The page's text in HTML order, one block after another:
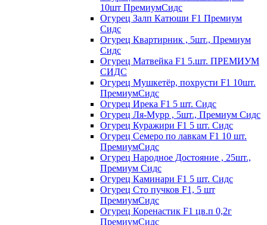
10шт ПремиумСидс
Огурец Залп Катюши F1 Премиум
Сидс
Огурец Квартирник , 5шт., Премиум
Сидс
Огурец Матвейка F1 5.шт. ПРЕМИУМ
СИДС
Огурец Мушкетёр, похрусти F1 10шт.
ПремиумСидс
Огурец Ирека F1 5 шт. Сидс
Огурец Ля-Мурр , 5шт., Премиум Сидс
Огурец Куражири F1 5 шт. Сидс
Огурец Семеро по лавкам F1 10 шт.
ПремиумСидс
Огурец Народное Достояние , 25шт.,
Премиум Сидс
Огурец Каминари F1 5 шт. Сидс
Огурец Сто пучков F1, 5 шт
ПремиумСидс
Огурец Коренастик F1 цв.п 0,2г
ПремиумСидс